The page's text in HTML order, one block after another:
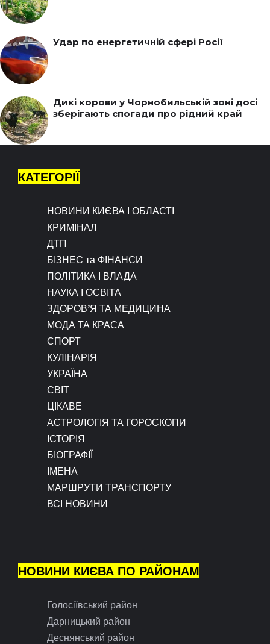
Удар по енергетичній сфері Росії
Дикі корови у Чорнобильській зоні досі
зберігають спогади про рідний край
КАТЕГОРІЇ
НОВИНИ КИЄВА І ОБЛАСТІ
КРИМІНАЛ
ДТП
БІЗНЕС та ФІНАНСИ
ПОЛІТИКА І ВЛАДА
НАУКА І ОСВІТА
ЗДОРОВ’Я ТА МЕДИЦИНА
МОДА ТА КРАСА
СПОРТ
КУЛІНАРІЯ
УКРАЇНА
СВІТ
ЦІКАВЕ
АСТРОЛОГІЯ ТА ГОРОСКОПИ
ІСТОРІЯ
БІОГРАФІЇ
ІМЕНА
МАРШРУТИ ТРАНСПОРТУ
ВСІ НОВИНИ
НОВИНИ КИЄВА ПО РАЙОНАМ
Голосіївський район
Дарницький район
Деснянський район